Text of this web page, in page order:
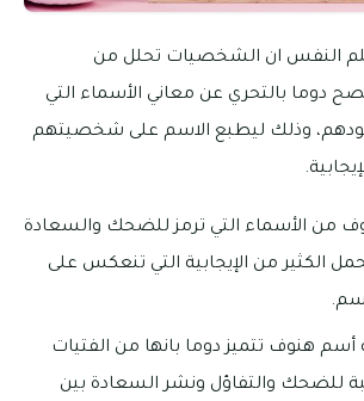
النفس ان الشخصيات تحلل من
دوما بالتحري عن معاني الأسماء التي
وذلك ليطبع الاسم على شخصيتهم
من الأسماء التي ترمز للضحك والسعادة
الكثير من الإيجابية التي تنعكس على
أسم هنوف تتميز دوما بانها من الفتيات
للضحك والتفاؤل ونشر السعادة بين